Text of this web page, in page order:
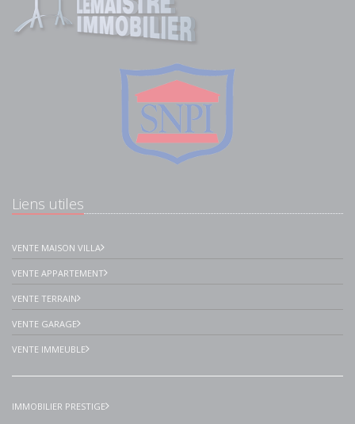
Liens utiles
VENTE MAISON VILLA
VENTE APPARTEMENT
VENTE TERRAIN
VENTE GARAGE
VENTE IMMEUBLE
IMMOBILIER PRESTIGE